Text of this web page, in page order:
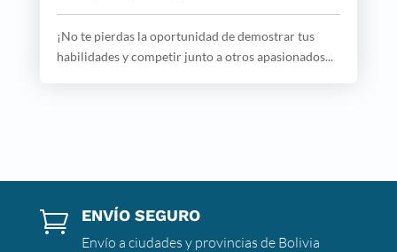
¡No te pierdas la oportunidad de demostrar tus
habilidades y competir junto a otros apasionados...
 ENVÍO SEGURO
Envío a ciudades y provincias de Bolivia